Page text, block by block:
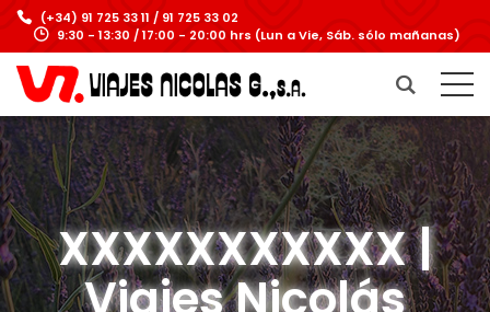
(+34) 91 725 33 11 / 91 725 33 02
9:30 - 13:30 / 17:00 - 20:00 hrs (Lun a Vie, Sáb. sólo mañanas)
XXXXXXXXXXX |